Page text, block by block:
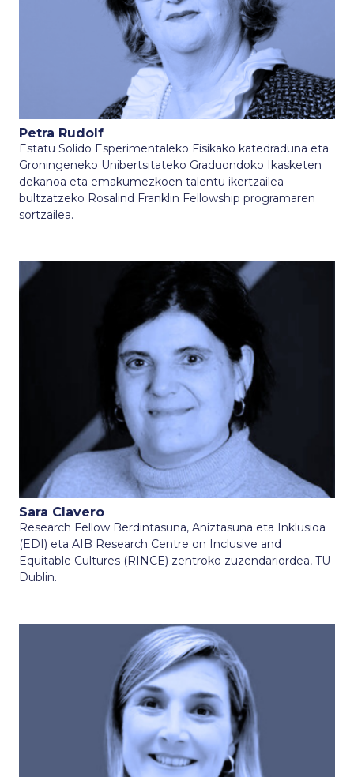
Petra Rudolf
Estatu Solido Esperimentaleko Fisikako katedraduna eta
Groningeneko Unibertsitateko Graduondoko Ikasketen
dekanoa eta emakumezkoen talentu ikertzailea
bultzatzeko Rosalind Franklin Fellowship programaren
sortzailea.
Sara Clavero
Research Fellow Berdintasuna, Aniztasuna eta Inklusioa
(EDI) eta AIB Research Centre on Inclusive and
Equitable Cultures (RINCE) zentroko zuzendariordea, TU
Dublin.